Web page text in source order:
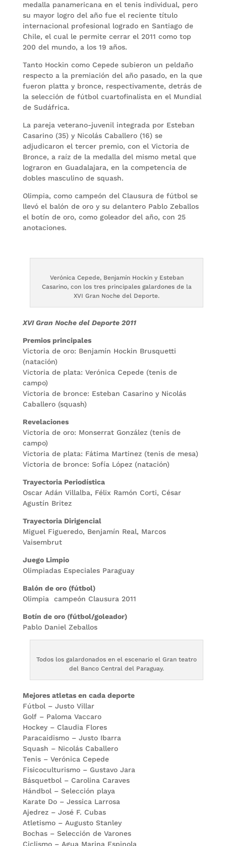
medalla panamericana en el tenis individual, pero
su mayor logro del año fue el reciente título
internacional profesional logrado en Santiago de
Chile, el cual le permite cerrar el 2011 como top
200 del mundo, a los 19 años.
Tanto Hockin como Cepede subieron un peldaño
respecto a la premiación del año pasado, en la que
fueron platta y bronce, respectivamente, detrás de
la selección de fútbol cuartofinalista en el Mundial
de Sudáfrica.
La pareja veterano-juvenil integrada por Esteban
Casarino (35) y Nicolás Caballero (16) se
adjudicaron el tercer premio, con el Victoria de
Bronce, a raíz de la medalla del mismo metal que
lograron en Guadalajara, en la competencia de
dobles masculino de squash.
Olimpia, como campeón del Clausura de fútbol se
llevó el balón de oro y su delantero Pablo Zeballos
el botín de oro, como goleador del año, con 25
anotaciones.
Verónica Cepede, Benjamín Hockin y Esteban
Casarino, con los tres principales galardones de la
XVI Gran Noche del Deporte.
XVI Gran Noche del Deporte 2011
Premios principales
Victoria de oro: Benjamín Hockin Brusquetti
(natación)
Victoria de plata: Verónica Cepede (tenis de
campo)
Victoria de bronce: Esteban Casarino y Nicolás
Caballero (squash)
Revelaciones
Victoria de oro: Monserrat González (tenis de
campo)
Victoria de plata: Fátima Martinez (tenis de mesa)
Victoria de bronce: Sofía López (natación)
Trayectoria Periodística
Oscar Adán Villalba, Félix Ramón Corti, César
Agustín Britez
Trayectoria Dirigencial
Miguel Figueredo, Benjamín Real, Marcos
Vaisembrut
Juego Limpio
Olimpiadas Especiales Paraguay
Balón de oro (fútbol)
Olimpia campeón Clausura 2011
Botín de oro (fútbol/goleador)
Pablo Daniel Zeballos
Todos los galardonados en el escenario el Gran teatro
del Banco Central del Paraguay.
Mejores atletas en cada deporte
Fútbol – Justo Villar
Golf – Paloma Vaccaro
Hockey – Claudia Flores
Paracaidismo – Justo Ibarra
Squash – Nicolás Caballero
Tenis – Verónica Cepede
Fisicoculturismo – Gustavo Jara
Básquetbol – Carolina Caraves
Hándbol – Selección playa
Karate Do – Jessica Larrosa
Ajedrez – José F. Cubas
Atletismo – Augusto Stanley
Bochas – Selección de Varones
Ciclismo – Agua Marina Espinola